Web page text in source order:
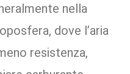
nella
dove l’aria
resistenza,